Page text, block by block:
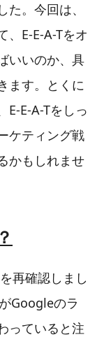
。今回は、
、E-E-A-Tをオ
いいのか、具
ます。とくに
E-E-A-Tをしっ
ケティング戦
かもしれませ
再確認しまし
Googleのラ
っていると注